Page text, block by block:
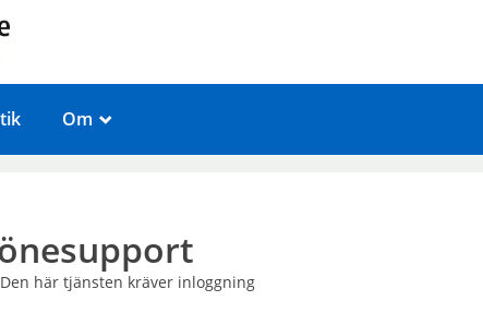
Om _
Den här tjänsten kräver inloggning